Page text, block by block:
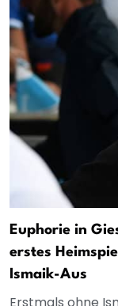
Euphorie in
erstes
Ismaik-Aus